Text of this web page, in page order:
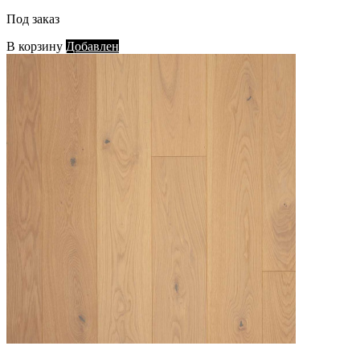
Под заказ
В корзину Добавлен